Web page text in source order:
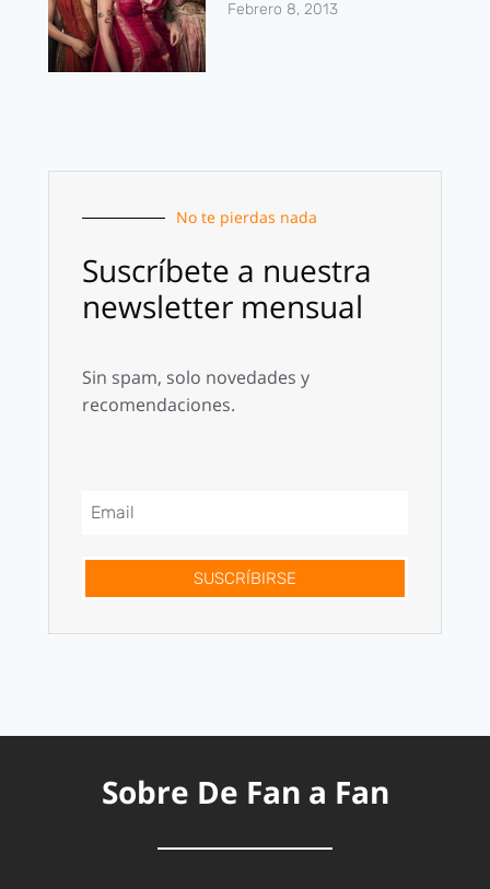
Febrero 8, 2013
No te pierdas nada
Suscríbete a nuestra
newsletter mensual
Sin spam, solo novedades y
recomendaciones.
SUSCRÍBIRSE
Sobre De Fan a Fan